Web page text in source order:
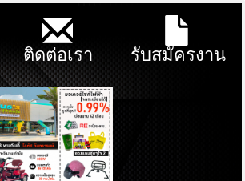
ติดต่อเรา รับสมัครงาน